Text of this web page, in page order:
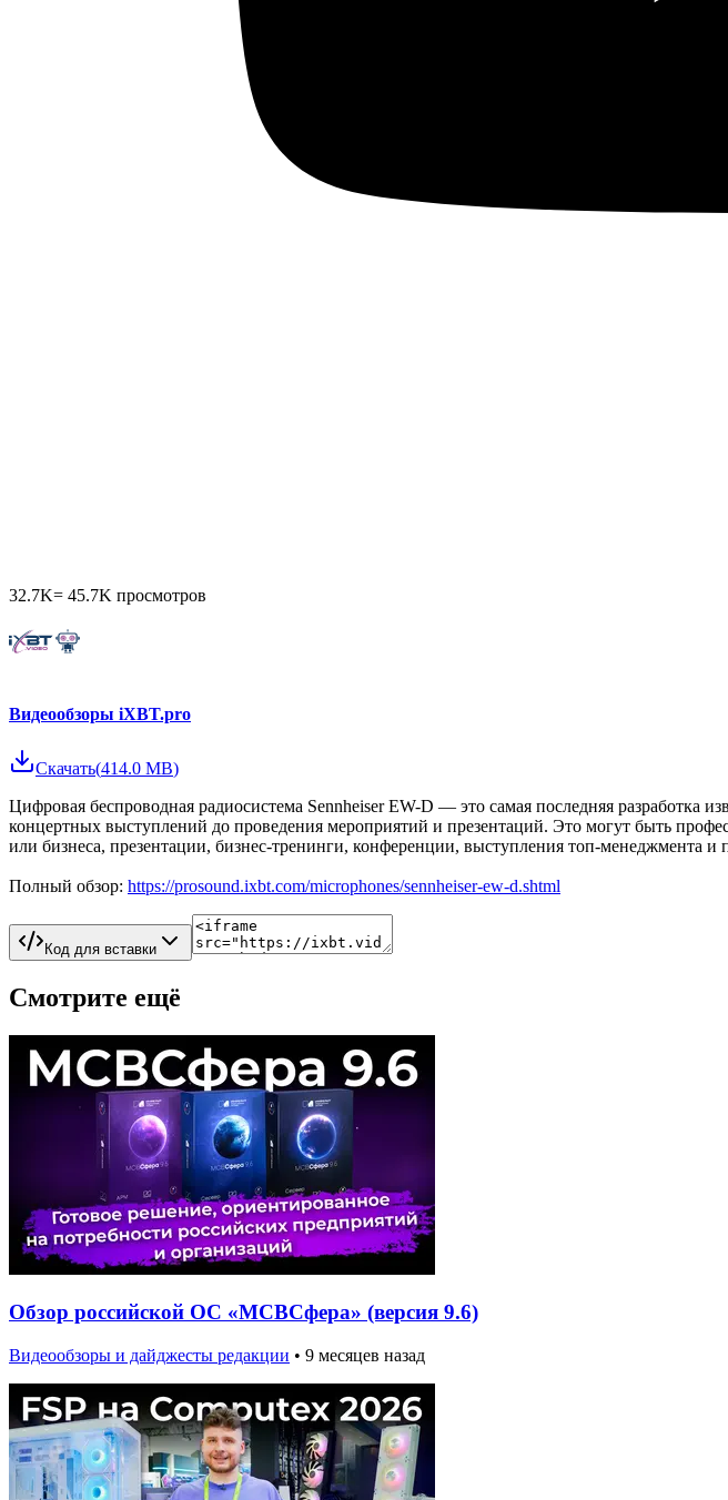
32.7K= 45.7K просмотров
Видеообзоры iXBT.pro
Скачать(414.0 MB)
Цифровая беспроводная радиосистема Sennheiser EW-D — это самая последняя
концертных выступлений до проведения мероприятий и презентаций. Это могут быть
или бизнеса, презентации, бизнес-тренинги, конференции, выступления топ-менеджмента и
Полный обзор: https://prosound.ixbt.com/microphones/sennheiser-ew-d.shtml
Код для вставки
Смотрите ещё
Обзор российской ОС «МСВСфера» (версия 9.6)
Видеообзоры и дайджесты редакции • 9 месяцев назад